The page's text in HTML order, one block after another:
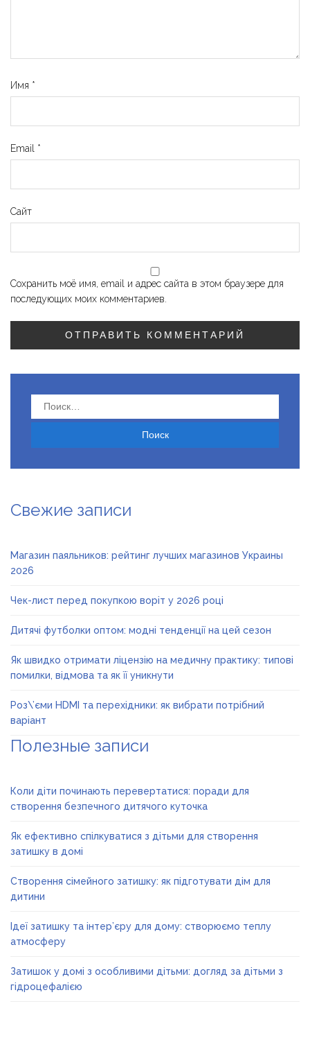
Имя *
Email *
Сайт
Сохранить моё имя, email и адрес сайта в этом браузере для
последующих моих комментариев.
Найти:
Свежие записи
Магазин паяльников: рейтинг лучших магазинов Украины
2026
Чек-лист перед покупкою воріт у 2026 році
Дитячі футболки оптом: модні тенденції на цей сезон
Як швидко отримати ліцензію на медичну практику: типові
помилки, відмова та як її уникнути
Роз\’єми HDMI та перехідники: як вибрати потрібний
варіант
Полезные записи
Коли діти починають перевертатися: поради для
створення безпечного дитячого куточка
Як ефективно спілкуватися з дітьми для створення
затишку в домі
Створення сімейного затишку: як підготувати дім для
дитини
Ідеї затишку та інтер’єру для дому: створюємо теплу
атмосферу
Затишок у домі з особливими дітьми: догляд за дітьми з
гідроцефалією